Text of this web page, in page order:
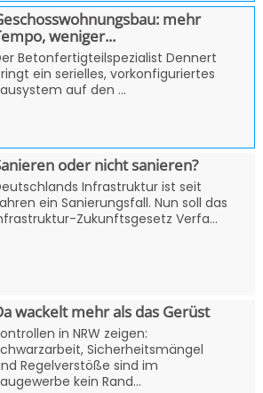
mehr
weniger...
Betonfertigteilspezialist Dennert
ein serielles, vorkonfiguriertes
auf den ...
oder nicht sanieren?
Infrastruktur ist seit
ein Sanierungsfall. Nun soll das
Zukunftsgesetz Verfa...
wackelt mehr als das Gerüst
in NRW zeigen:
Sicherheitsmängel
Regelverstöße sind im
kein Rand...